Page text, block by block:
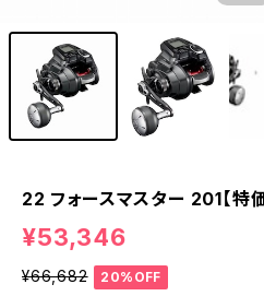
22 フォースマスター 201【特価
¥53,346
¥66,682 20%OFF